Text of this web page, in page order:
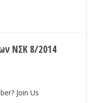
ΝΣΚ 8/2014
Join Us